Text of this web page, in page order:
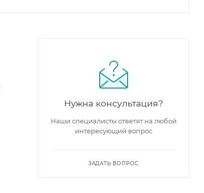
Нужна консультация?
Наши специалисты ответят на любой
интересующий вопрос
ЗАДАТЬ ВОПРОС